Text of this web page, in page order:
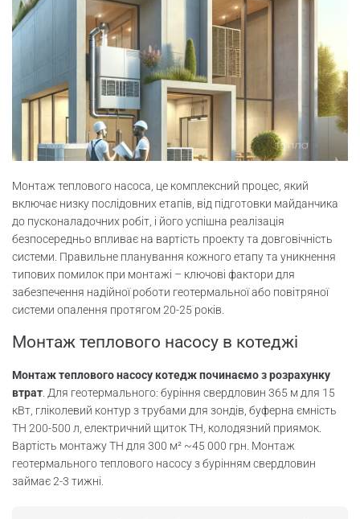
Монтаж теплового насоса, це комплексний процес, який
включає низку послідовних етапів, від підготовки майданчика
до пусконаладочних робіт, і його успішна реалізація
безпосередньо впливає на вартість проекту та довговічність
системи. Правильне планування кожного етапу та уникнення
типових помилок при монтажі – ключові фактори для
забезпечення надійної роботи геотермальної або повітряної
системи опалення протягом 20-25 років.
Монтаж теплового насосу в котеджі
Монтаж теплового насосу котедж починаємо з розрахунку
втрат . Для геотермального: буріння свердловин 365 м для 15
кВт, гліколевий контур з трубами для зондів, буферна ємність
ТН 200-500 л, електричний щиток ТН, колодязний приямок.
Вартість монтажу ТН для 300 м² ~45 000 грн. Монтаж
геотермального теплового насосу з бурінням свердловин
займає 2-3 тижні.